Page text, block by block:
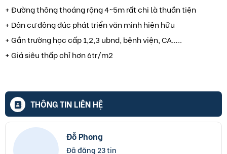
+ Đường thông thoáng rộng 4~5m rất chi là thuần tiện
+ Dân cư đông đúc phát triển văn minh hiện hữu
+ Gần trường học cấp 1,2,3 ubnd, bệnh viện, CA…..
+ Giá siêu thấp chỉ hơn 6tr/m2
THÔNG TIN LIÊN HỆ
Đỗ Phong
Đã đăng 23 tin